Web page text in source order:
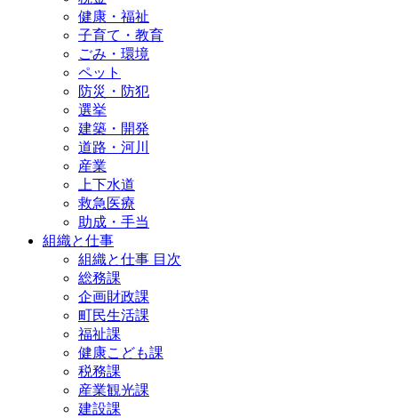
健康・福祉
子育て・教育
ごみ・環境
ペット
防災・防犯
選挙
建築・開発
道路・河川
産業
上下水道
救急医療
助成・手当
組織と仕事
組織と仕事 目次
総務課
企画財政課
町民生活課
福祉課
健康こども課
税務課
産業観光課
建設課